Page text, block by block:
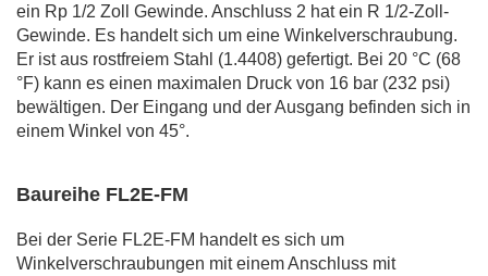
ein Rp 1/2 Zoll Gewinde. Anschluss 2 hat ein R 1/2-Zoll-
Gewinde. Es handelt sich um eine Winkelverschraubung.
Er ist aus rostfreiem Stahl (1.4408) gefertigt. Bei 20 °C (68
°F) kann es einen maximalen Druck von 16 bar (232 psi)
bewältigen. Der Eingang und der Ausgang befinden sich in
einem Winkel von 45°.
Baureihe FL2E-FM
Bei der Serie FL2E-FM handelt es sich um
Winkelverschraubungen mit einem Anschluss mit